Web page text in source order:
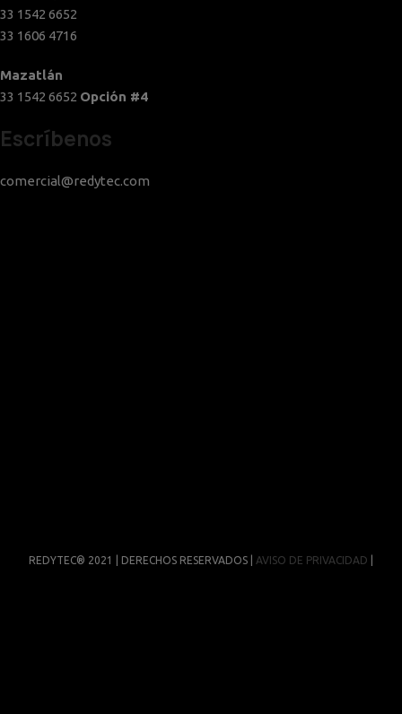
33 1542 6652
33 1606 4716
Mazatlán
33 1542 6652 Opción #4
Escríbenos
comercial@redytec.com
REDYTEC® 2021 | DERECHOS RESERVADOS | AVISO DE PRIVACIDAD